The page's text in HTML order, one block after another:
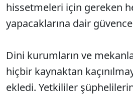
hissetmeleri için gereken
yapacaklarına dair
Dini kurumların ve
hiçbir kaynaktan
ekledi. Yetkililer